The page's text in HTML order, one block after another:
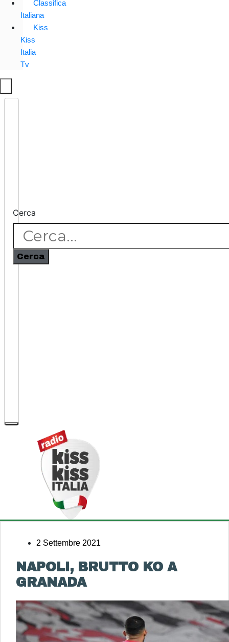
Classifica
Italiana
Kiss
Kiss
Italia
Tv
Cerca
Cerca
2 Settembre 2021
NAPOLI, BRUTTO KO A
GRANADA